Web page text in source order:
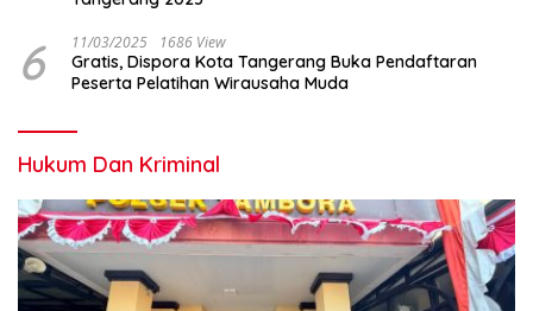
6 11/03/2025 1686 View
Gratis, Dispora Kota Tangerang Buka Pendaftaran
Peserta Pelatihan Wirausaha Muda
Hukum Dan Kriminal